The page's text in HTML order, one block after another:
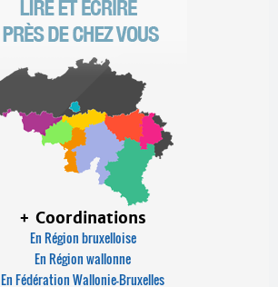
+ Coordinations
En Région bruxelloise
En Région wallonne
En Fédération Wallonie-Bruxelles